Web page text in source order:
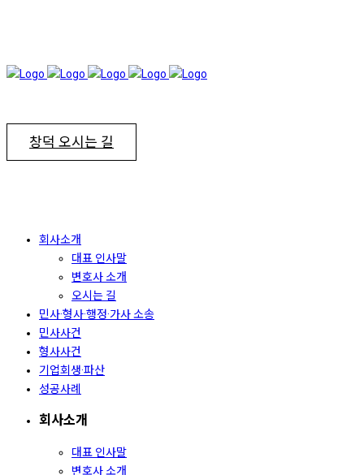
창덕 오시는 길
회사소개
대표 인사말
변호사 소개
오시는 길
민사·형사·행정·가사 소송
민사사건
형사사건
기업회생·파산
성공사례
회사소개
대표 인사말
변호사 소개